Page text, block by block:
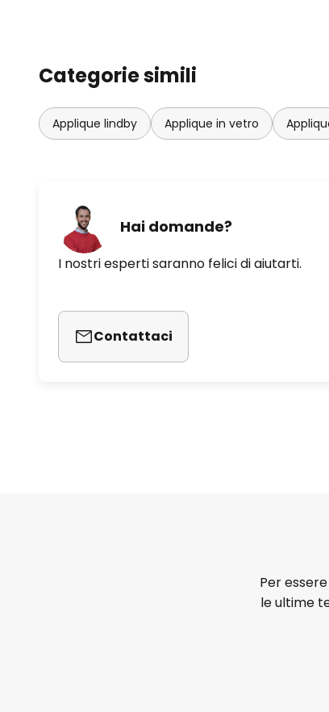
Categorie simili
Applique lindby Applique in vetro
Hai domande?
I nostri esperti saranno felici di aiutarti.
Contattaci
Per
le ultime